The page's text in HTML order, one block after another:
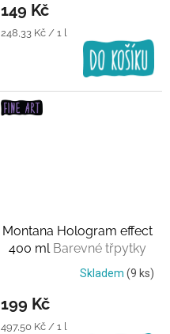
149 Kč
Měrná
248,33 Kč / 1 l
Montana Hologram effect
400 ml Barevné třpytky
Skladem (9 ks)
199 Kč
Měrná
497,50 Kč / 1 l